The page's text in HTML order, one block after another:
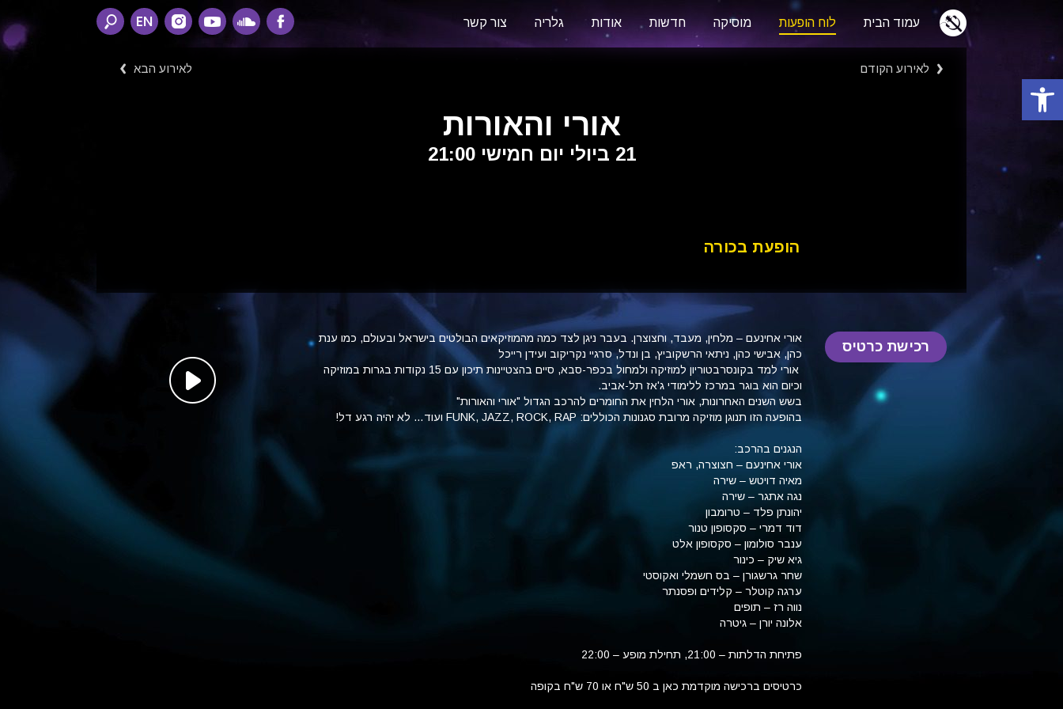
פתח סרגל נגישות
EN עמוד הבית לוח הופעות מוסיקה חדשות אודות גלריה צור קשר
לאירוע הקודם לאירוע הבא
אורי והאורות
21 ביולי יום חמישי 21:00
הופעת בכורה
רכישת כרטיס
אורי אחינעם – מלחין, מעבד, וחצוצרן. בעבר ניגן לצד כמה מהמוזיקאים הבולטים בישראל ובעולם, כמו ענת
כהן, אבישי כהן, ניתאי הרשקוביץ, בן ונדל, סרגיי נקריקוב ועידן רייכל
אורי למד בקונסרבטוריון למוזיקה ולמחול בכפר-סבא, סיים בהצטיינות תיכון עם 15 נקודות בגרות במוזיקה
וכיום הוא בוגר במרכז ללימודי ג'אז תל-אביב.
בשש השנים האחרונות, אורי הלחין את החומרים להרכב הגדול "אורי והאורות"
בהופעה הזו תנוגן מוזיקה מרובת סגנונות הכוללים: FUNK, JAZZ, ROCK, RAP ועוד… לא יהיה רגע דל!
הנגנים בהרכב:
אורי אחינעם – חצוצרה, ראפ
מאיה דויטש – שירה
נגה אתגר – שירה
יהונתן פלד – טרומבון
דוד דמרי – סקסופון טנור
ענבר סולומון – סקסופון אלט
גיא שיק – כינור
שחר גרשגורן – בס חשמלי ואקוסטי
ערגה קוטלר – קלידים ופסנתר
נווה רז – תופים
אלונה יורן – גיטרה
פתיחת הדלתות – 21:00, תחילת מופע – 22:00
כרטיסים ברכישה מוקדמת כאן ב 50 ש"ח או 70 ש"ח בקופה